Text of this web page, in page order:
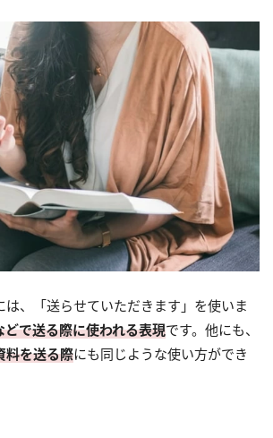
、「送らせていただきます」を使いま
どで送る際に使われる表現です。他にも、
料を送る際にも同じような使い方ができ